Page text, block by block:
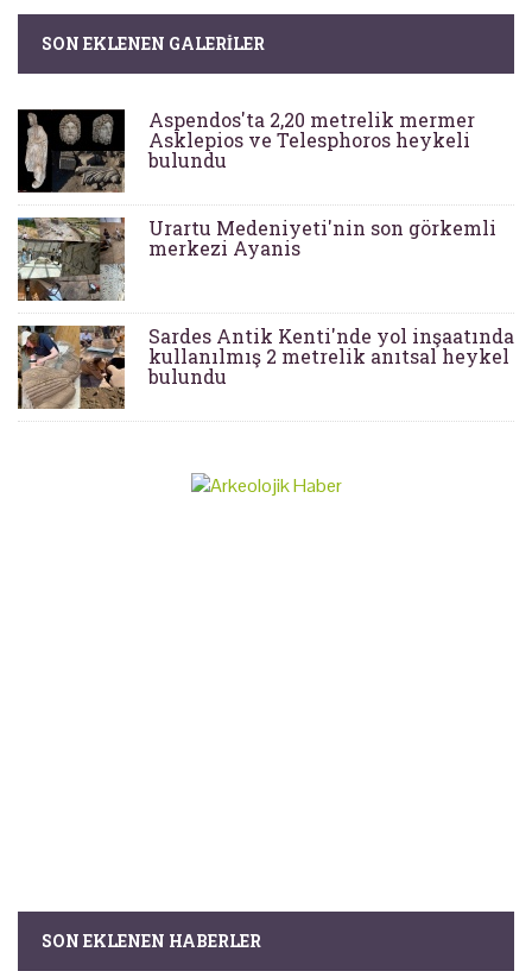
SON EKLENEN GALERILER
Aspendos'ta 2,20 metrelik mermer
Asklepios ve Telesphoros heykeli
bulundu
Urartu Medeniyeti'nin son görkemli
merkezi Ayanis
Sardes Antik Kenti'nde yol inşaatında
kullanılmış 2 metrelik anıtsal heykel
bulundu
SON EKLENEN HABERLER